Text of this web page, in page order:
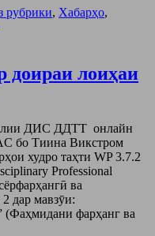
рубрики, Хабарҳо,
доираи лоиҳаи
ДИС ДДТТ онлайн
бо Тиина Викстром
худро таҳти WP 3.7.2
Professional
ва
дар мавзӯи:
(Фаҳмидани фарҳанг ва